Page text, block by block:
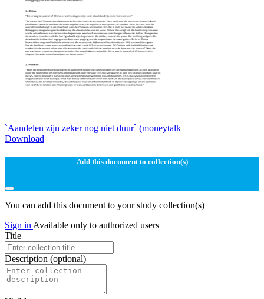
`Aandelen zijn zeker nog niet duur` (moneytalk
Download
Add this document to collection(s)
You can add this document to your study collection(s)
Sign in Available only to authorized users
Title
Description (optional)